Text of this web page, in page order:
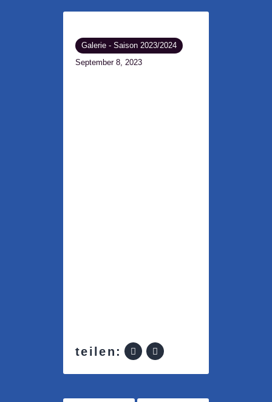
Galerie - Saison 2023/2024
September 8, 2023
teilen: